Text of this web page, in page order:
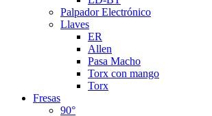
Palpador Electrónico
Llaves
ER
Allen
Pasa Macho
Torx con mango
Torx
Fresas
90°